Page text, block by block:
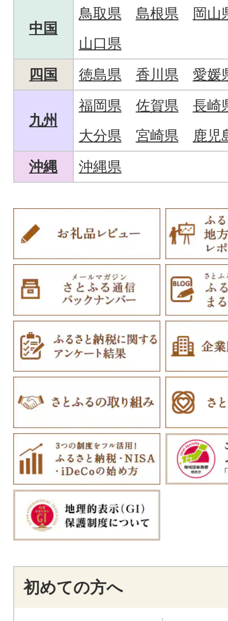
中国
鳥取県 島根県
岡山
山口県
四国
徳島県 香川県 愛媛
九州
福岡県 佐賀県
長崎
大分県
宮崎県
鹿児
沖縄
沖縄県
初めての方へ